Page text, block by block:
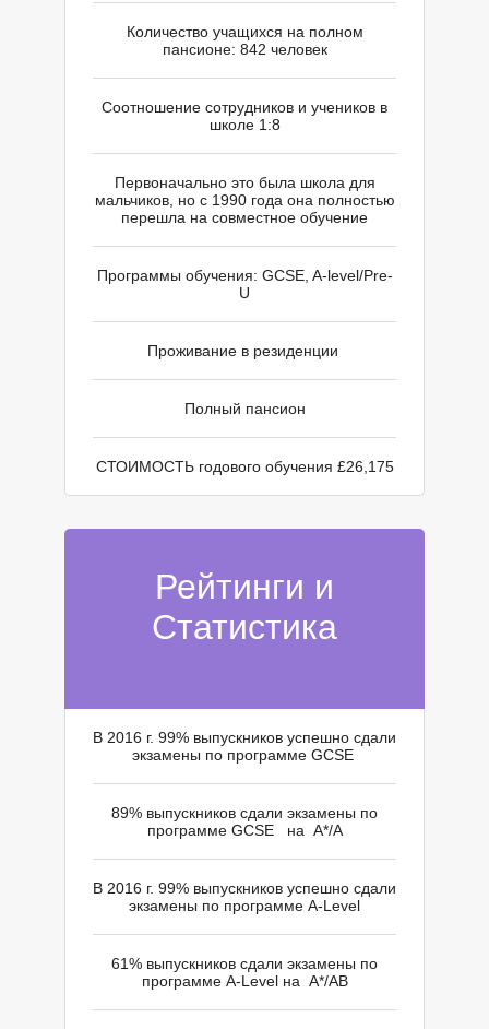
В
О
Количество учащихся на полном
пансионе: 842 человек
Соотношение сотрудников и учеников в
школе 1:8
Первоначально это была школа для
мальчиков, но с 1990 года она полностью
перешла на совместное обучение
Программы обучения: GCSE, A-level/Pre-
U
Проживание в резиденции
Полный пансион
СТОИМОСТЬ годового обучения £26,175
Рейтинги и
Статистика
В 2016 г. 99% выпускников успешно сдали
экзамены по программе GCSE
89% выпускников сдали экзамены по
программе GCSE на A*/A
В 2016 г. 99% выпускников успешно сдали
экзамены по программе A-Level
61% выпускников сдали экзамены по
программе A-Level на A*/AB
В
О